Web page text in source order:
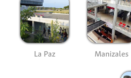
La Paz Manizales